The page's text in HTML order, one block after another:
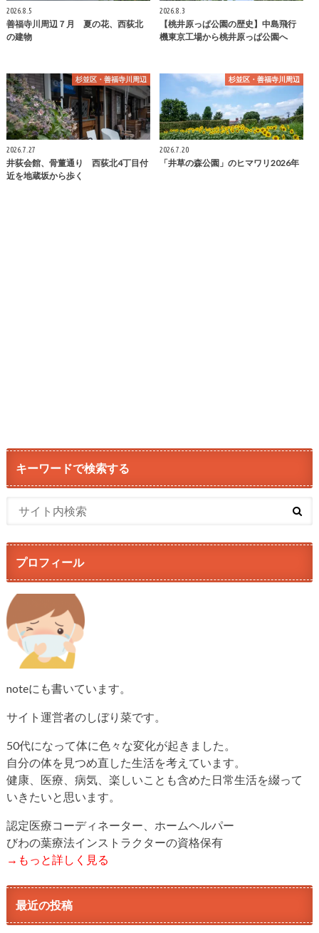
2026.8.5
善福寺川周辺７月 夏の花、西荻北
の建物
2026.8.3
【桃井原っぱ公園の歴史】中島飛行
機東京工場から桃井原っぱ公園へ
杉並区・善福寺川周辺
2026.7.27
井荻会館、骨董通り 西荻北4丁目付
近を地蔵坂から歩く
杉並区・善福寺川周辺
2026.7.20
「井草の森公園」のヒマワリ2026年
キーワードで検索する
プロフィール
noteにも書いています。
サイト運営者のしぼり菜です。
50代になって体に色々な変化が起きました。
自分の体を見つめ直した生活を考えています。
健康、医療、病気、楽しいことも含めた日常生活を綴って
いきたいと思います。
認定医療コーディネーター、ホームヘルパー
びわの葉療法インストラクターの資格保有
→もっと詳しく見る
最近の投稿